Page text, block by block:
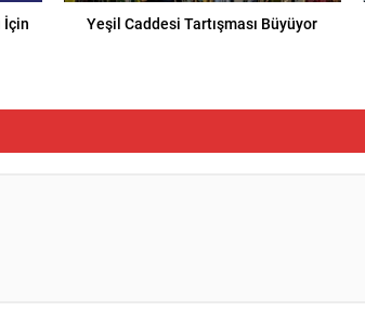
İçin
Yeşil Caddesi Tartışması Büyüyor